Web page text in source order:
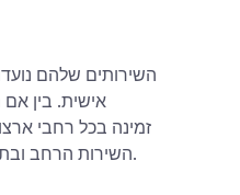
השירותים שלהם
אישית. בין
השירות הרחב ובתמיכה האמינה שלה, עם טכנאים הזמינים כדי להבטיח פתרונות מהירים לבעיות חומרה.